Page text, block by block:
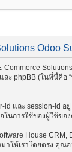
phpBB (ในที่นี้คือ
และ session-id อ
จในการใช้ของผู้ใช้ขอ
House
ให้เราโดยตรง คุณ